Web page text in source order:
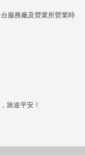
服務廠及營業所營業時
旅途平安！